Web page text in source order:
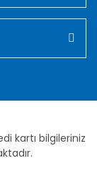
kartı bilgileriniz